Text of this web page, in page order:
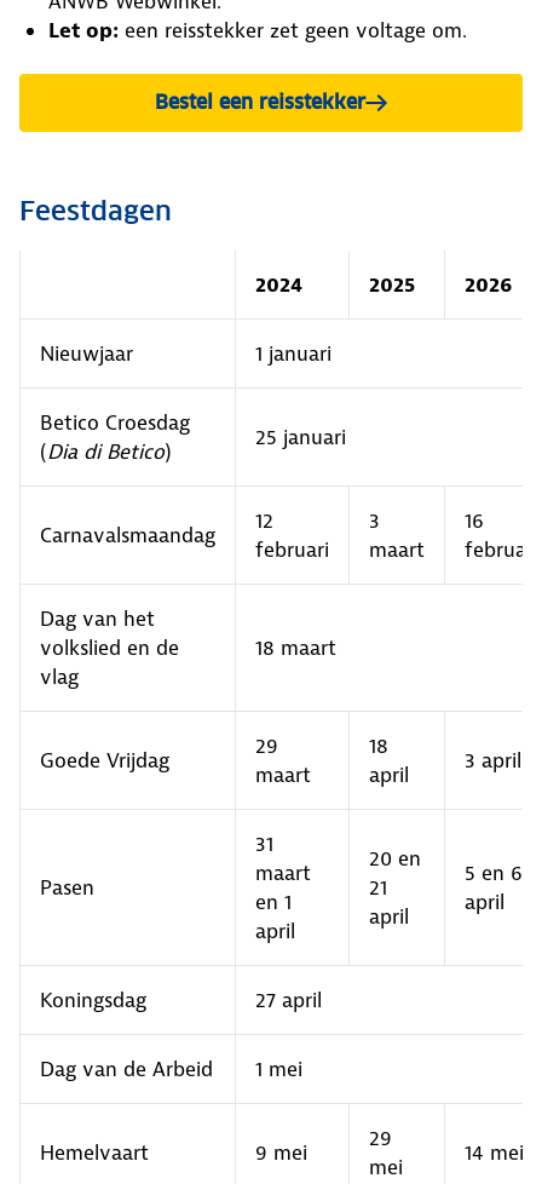
Let op: een reisstekker zet geen voltage om.
Bestel een reisstekker
Feestdagen
2024 2025 2026
Nieuwjaar 1 januari
Betico Croesdag
(Dia di Betico)
25 januari
Carnavalsmaandag
12
februari
3
maart
16
februari
Dag van het
volkslied en de
vlag
18 maart
Goede Vrijdag
29
maart
18
april
3 april
Pasen
31
maart
en 1
april
20 en
21
april
5 en 6
april
Koningsdag 27 april
Dag van de Arbeid 1 mei
Hemelvaart 9 mei
29
mei
14 mei